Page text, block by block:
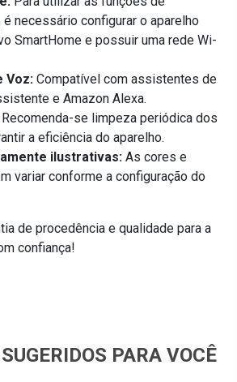
necessário configurar o aparelho
SmartHome e possuir uma rede Wi-
Voz: Compatível com assistentes de
e Amazon Alexa.
Recomenda-se limpeza periódica dos
a eficiência do aparelho.
ilustrativas: As cores e
variar conforme a configuração do
de procedência e qualidade para a
confiança!
PARA VOCÊ